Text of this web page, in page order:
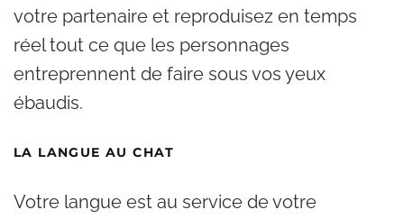
votre partenaire et reproduisez en temps
réel tout ce que les personnages
entreprennent de faire sous vos yeux
ébaudis.
LA LANGUE AU CHAT
Votre langue est au service de votre